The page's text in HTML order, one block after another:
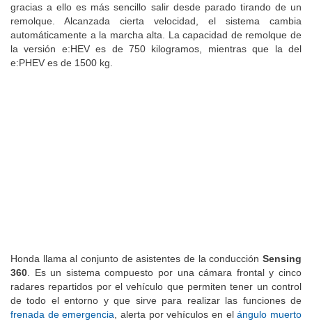
gracias a ello es más sencillo salir desde parado tirando de un
remolque. Alcanzada cierta velocidad, el sistema cambia
automáticamente a la marcha alta. La capacidad de remolque de
la versión e:HEV es de 750 kilogramos, mientras que la del
e:PHEV es de 1500 kg.
Honda llama al conjunto de asistentes de la conducción Sensing
360. Es un sistema compuesto por una cámara frontal y cinco
radares repartidos por el vehículo que permiten tener un control
de todo el entorno y que sirve para realizar las funciones de
frenada de emergencia, alerta por vehículos en elángulo muerto